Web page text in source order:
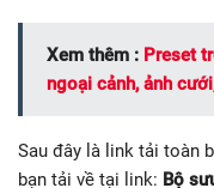
Xem thêm : Preset
ngoại cảnh, ảnh
Sau đây là link tải toàn
bạn tải về tại link: Bộ